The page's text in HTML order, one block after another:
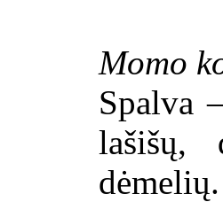
Momo
Spalva
lašišų,
dėmelių.